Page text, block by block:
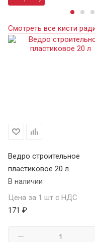
Смотреть все кисти
Ведро строительное
пластиковое 20 л
В наличии
Цена за 1 шт с НДС
171 ₽